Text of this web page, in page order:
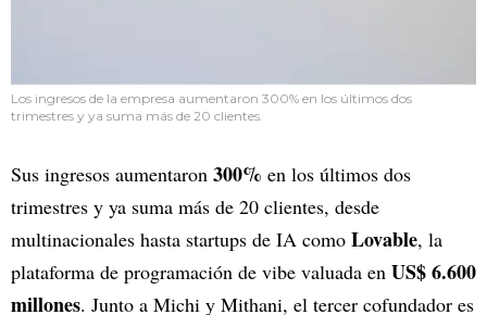
Los ingresos de la empresa aumentaron 300% en los últimos dos
trimestres y ya suma más de 20 clientes.
Sus ingresos aumentaron 300% en los últimos dos
trimestres y ya suma más de 20 clientes, desde
multinacionales hasta startups de IA como Lovable, la
plataforma de programación de vibe valuada en US$ 6.600
millones. Junto a Michi y Mithani, el tercer cofundador es